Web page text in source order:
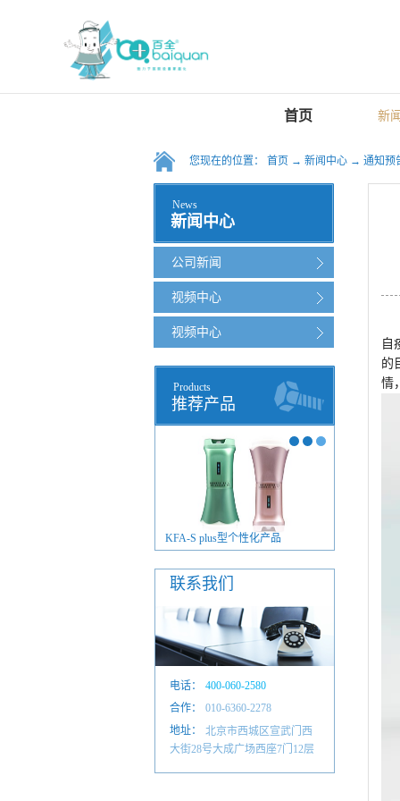
首页 新
您现在的位置： 首页 → 新闻中心 → 通知预
新闻中心
News
公司新闻
视频中心
视频中心
推荐产品
Products
KFA-S plus型个性化产品
联系我们
电话：
400-060-2580
010-6601 4884
合作：
010-6360-2278
地址：
北京市西城区宣武门西
大街28号大成广场西座7门12层
自
的
情